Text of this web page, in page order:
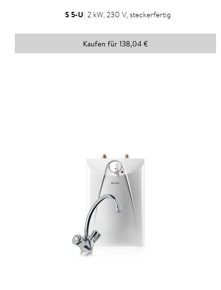
S 5-U: 2 kW, 230 V, steckerfertig
Kaufen für 138,04 €